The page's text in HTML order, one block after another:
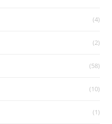
(4)
(2)
(58)
(10)
(1)